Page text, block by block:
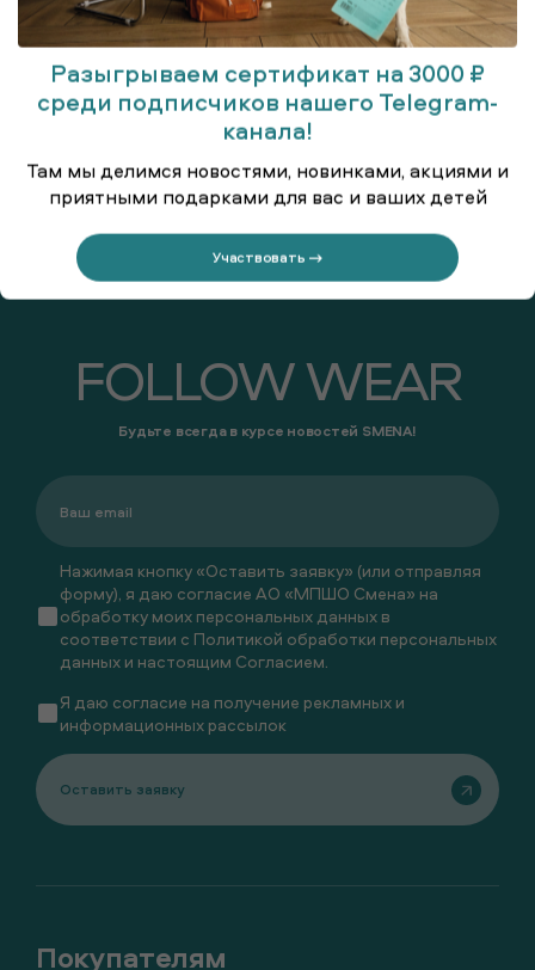
Сарафан
FOLLOW WEAR
Будьте всегда в курсе новостей SMENA!
Нажимая кнопку «Оставить заявку» (или отправляя
форму), я даю согласие АО «МПШО Смена» на
обработку моих персональных данных в
соответствии с Политикой обработки персональных
данных и настоящим Согласием.
Я даю согласие на получение рекламных и
информационных рассылок
Оставить заявку
Разыгрываем сертификат на 3000 ₽
среди подписчиков нашего Telegram-
канала!
Там мы делимся новостями, новинками, акциями и
приятными подарками для вас и ваших детей
Участвовать →